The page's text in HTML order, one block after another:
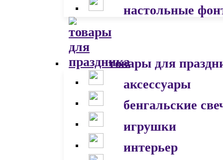
настольные
товары для
аксессуары
бенгальские
игрушки
интерьер